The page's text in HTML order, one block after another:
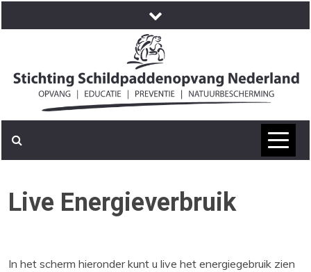
to
Live Energieverbruik
In het scherm hieronder kunt u live het energiegebruik zien